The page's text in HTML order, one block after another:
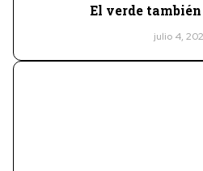
El verde
julio 4,